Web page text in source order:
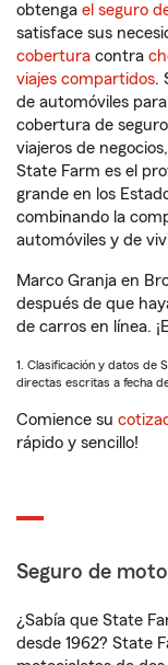
obtenga el seguro
satisface sus
cobertura contra
viajes compartidos.
de automóviles
cobertura de
viajeros de
State Farm es el
grande en los
combinando la
automóviles y de
Marco Granja en
después de que
de carros en línea.
1. Clasificación y datos de
directas escritas a fecha
Comience su
rápido y sencillo!
Seguro de
¿Sabía que State
desde 1962? State